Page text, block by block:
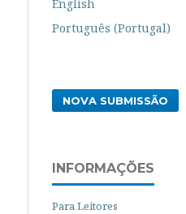
English
Português (Portugal)
NOVA SUBMISSÃO
INFORMAÇÕES
Para Leitores